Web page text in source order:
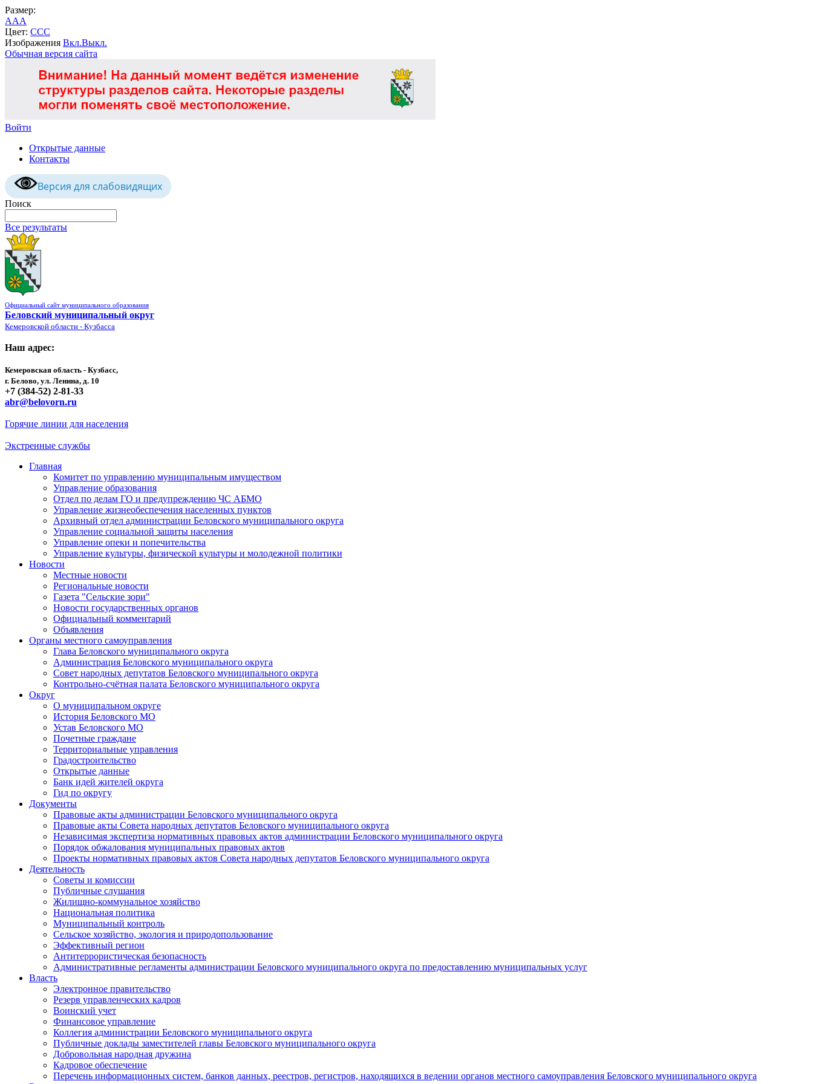
Размер:
AAA
Цвет: CCC
Изображения Вкл.Выкл.
Обычная версия сайта
Войти
Открытые данные
Контакты
Версия для слабовидящих
Поиск
Все результаты
Официальный сайт муниципального образования
Беловский муниципальный округ
Кемеровской области - Кузбасса
Наш адрес:
Кемеровская область - Кузбасс,
г. Белово, ул. Ленина, д. 10
+7 (384-52) 2-81-33
abr@belovorn.ru
Горячие линии для населения
Экстренные службы
Главная
Комитет по управлению муниципальным имуществом
Управление образования
Отдел по делам ГО и предупреждению ЧС АБМО
Управление жизнеобеспечения населенных пунктов
Архивный отдел администрации Беловского муниципального округа
Управление социальной защиты населения
Управление опеки и попечительства
Управление культуры, физической культуры и молодежной политики
Новости
Местные новости
Региональные новости
Газета "Сельские зори"
Новости государственных органов
Официальный комментарий
Объявления
Органы местного самоуправления
Глава Беловского муниципального округа
Администрация Беловского муниципального округа
Совет народных депутатов Беловского муниципального округа
Контрольно-счётная палата Беловского муниципального округа
Округ
О муниципальном округе
История Беловского МО
Устав Беловского МО
Почетные граждане
Территориальные управления
Градостроительство
Открытые данные
Банк идей жителей округа
Гид по округу
Документы
Правовые акты администрации Беловского муниципального округа
Правовые акты Совета народных депутатов Беловского муниципального округа
Независимая экспертиза нормативных правовых актов администрации Беловского муниципального округа
Порядок обжалования муниципальных правовых актов
Проекты нормативных правовых актов Совета народных депутатов Беловского муниципального округа
Деятельность
Советы и комиссии
Публичные слушания
Жилищно-коммунальное хозяйство
Национальная политика
Муниципальный контроль
Сельское хозяйство, экология и природопользование
Эффективный регион
Антитеррористическая безопасность
Административные регламенты администрации Беловского муниципального округа по предоставлению муниципальных услуг
Власть
Электронное правительство
Резерв управленческих кадров
Воинский учет
Финансовое управление
Коллегия администрации Беловского муниципального округа
Публичные доклады заместителей главы Беловского муниципального округа
Добровольная народная дружина
Кадровое обеспечение
Перечень информационных систем, банков данных, реестров, регистров, находящихся в ведении органов местного самоуправления Беловского муниципального округа